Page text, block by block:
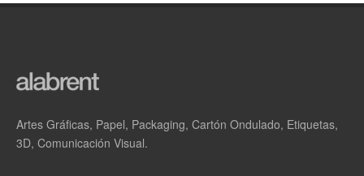
Artes Gráficas, Papel, Packaging, Cartón Ondulado, Etiquetas,
3D, Comunicación Visual.